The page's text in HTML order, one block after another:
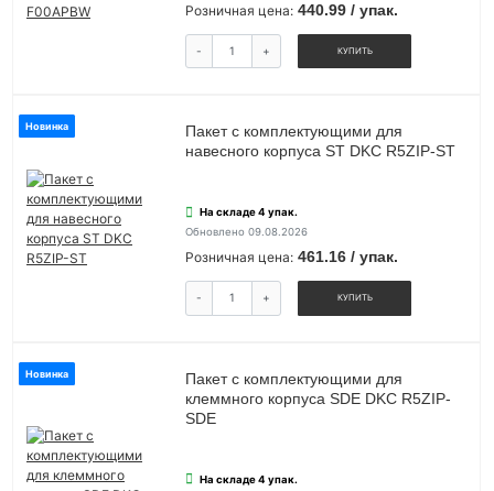
Розничная цена: 440.99 / упак.
- + КУПИТЬ
Новинка
Пакет с комплектующими для
навесного корпуса ST DKC R5ZIP-ST
На складе 4 упак.
Обновлено 09.08.2026
Розничная цена: 461.16 / упак.
- + КУПИТЬ
Новинка
Пакет с комплектующими для
клеммного корпуса SDE DKC R5ZIP-
SDE
На складе 4 упак.